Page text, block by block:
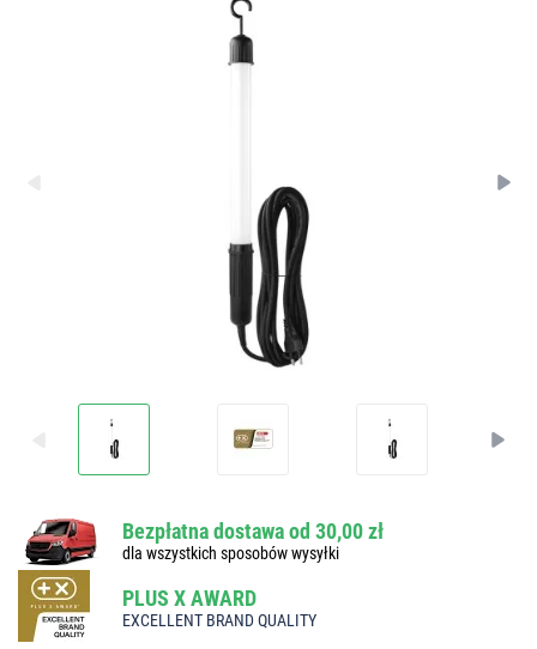
Bezpłatna dostawa od 30,00 zł
dla wszystkich sposobów wysyłki
PLUS X AWARD
EXCELLENT BRAND QUALITY